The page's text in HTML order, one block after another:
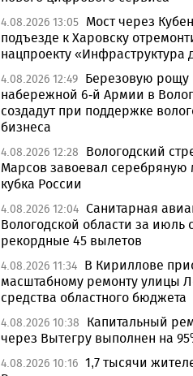
4.08.2026 13:05 Мост через
подъезде к Харовску
нацпроекту «Инфраструктура
4.08.2026 12:49 Березовую рощу
набережной 6-й Армии в
создадут при поддержке
бизнеса
4.08.2026 12:28
Вологодский
Марсов завоевал серебряную
кубка России
4.08.2026 12:04 Санитарная
Вологодской области за июль
рекордные 45 вылетов
4.08.2026 11:34 В Кириллове
масштабному ремонту улицы
средства областного бюджета
4.08.2026 10:38
Капитальный
через Вытегру выполнен на
4.08.2026 10:16 1,7 тысячи